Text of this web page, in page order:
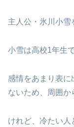
主人公・氷川小雪
小雪は高校1年生
感情をあまり表に
ないため、周囲か
けれど、冷たい人